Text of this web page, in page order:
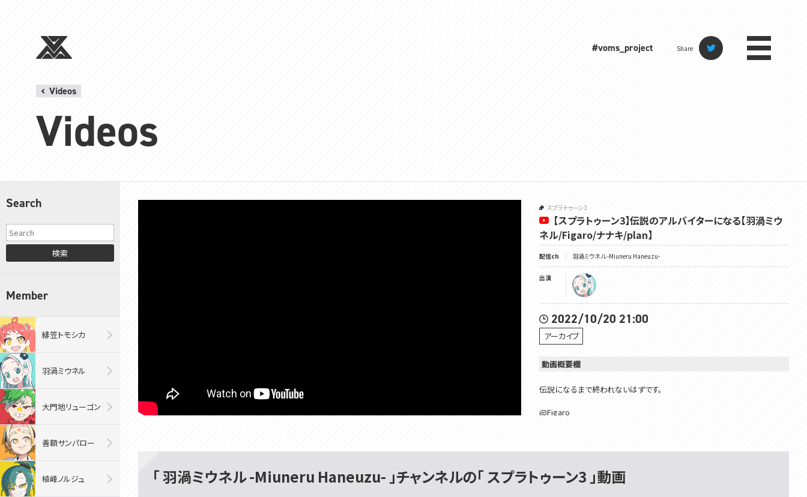
#voms_project Share
Videos
Videos
Search
検索
Member
緋笠トモシカ
羽渦ミウネル
大門地リューゴン
善額サンパロー
植峰ノルジュ
スプラトゥーン3
【スプラトゥーン3】伝説のアルバイターになる【羽渦ミウ
ネル/Figaro/ナナキ/plan】
配信ch 羽渦ミウネル -Miuneru Haneuzu-
出演
2022/10/20 21:00
アーカイブ
動画概要欄
伝説になるまで終われないはずです。
@Figaro
✿BGM
「 羽渦ミウネル -Miuneru Haneuzu- 」チャンネルの「 スプラトゥーン3 」動画